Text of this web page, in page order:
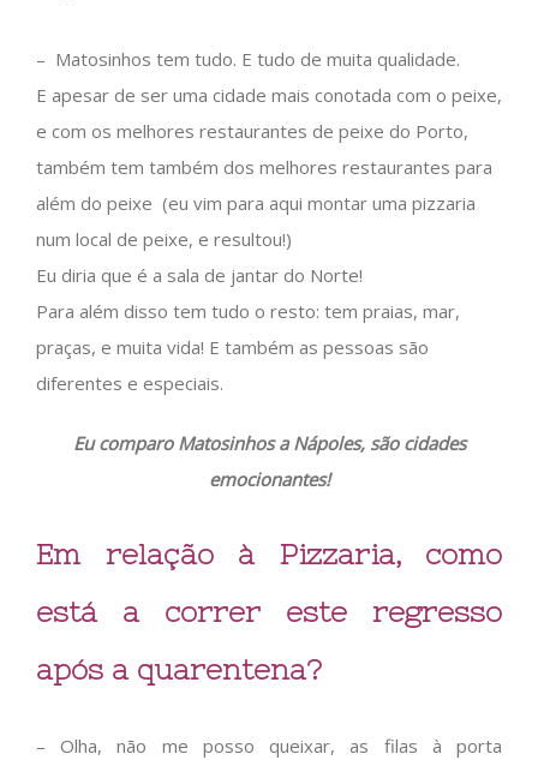
– Matosinhos tem tudo. E tudo de muita qualidade.
E apesar de ser uma cidade mais conotada com o peixe,
e com os melhores restaurantes de peixe do Porto,
também tem também dos melhores restaurantes para
além do peixe (eu vim para aqui montar uma pizzaria
num local de peixe, e resultou!)
Eu diria que é a sala de jantar do Norte!
Para além disso tem tudo o resto: tem praias, mar,
praças, e muita vida! E também as pessoas são
diferentes e especiais.
Eu comparo Matosinhos a Nápoles, são cidades
emocionantes!
Em relação à Pizzaria, como
está a correr este regresso
após a quarentena?
– Olha, não me posso queixar, as filas à porta